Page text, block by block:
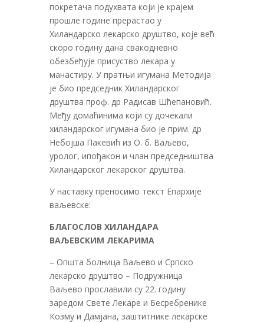
покретача подухвата који је крајем
прошле године прерастао у
Хиландарско лекарско друштво, које већ
скоро годину дана свакодневно
обезбеђује присуство лекара у
манастиру. У пратњи игумана Методија
је био председник Хиландарског
друштва проф. др Радисав Шћепановић.
Међу домаћинима који су дочекали
хиландарског игумана био је прим. др
Небојша Пакевић из О. б. Ваљево,
уролог, ипођакон и члан председништва
Хиландарског лекарског друштва.
У наставку преносимо текст Епархије
ваљевске:
БЛАГОСЛОВ ХИЛАНДАРА
ВАЉЕВСКИМ ЛЕКАРИМА
– Општа болница Ваљево и Српско
лекарско друштво – Подружница
Ваљево прославили су 22. годину
заредом Свете Лекаре и Бесребренике
Козму и Дамјана, заштитнике лекарске